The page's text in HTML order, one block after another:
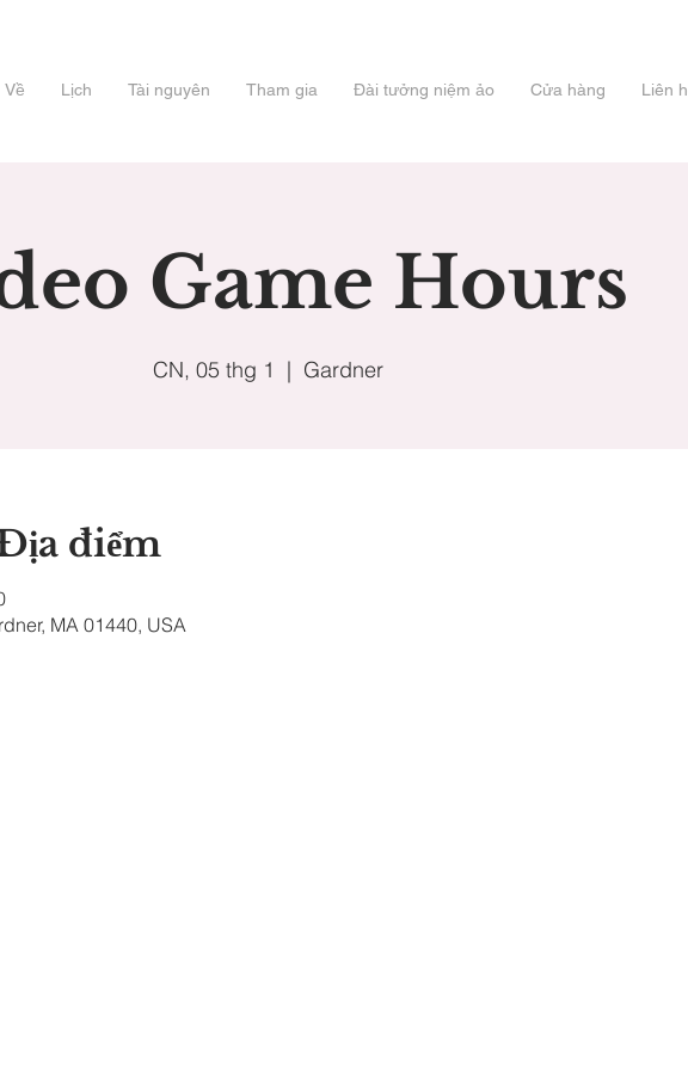
Về Lịch Tài nguyên Tham gia Đài tưởng niệm ảo Cửa hàng Liên
Game Hours
CN, 05 thg 1
  |
Gardner
điểm
MA 01440, USA